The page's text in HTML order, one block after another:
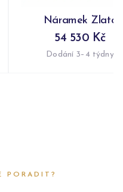
Náramek Zlato
54 530 Kč
Dodání 3–4 týdny
PORADIT?